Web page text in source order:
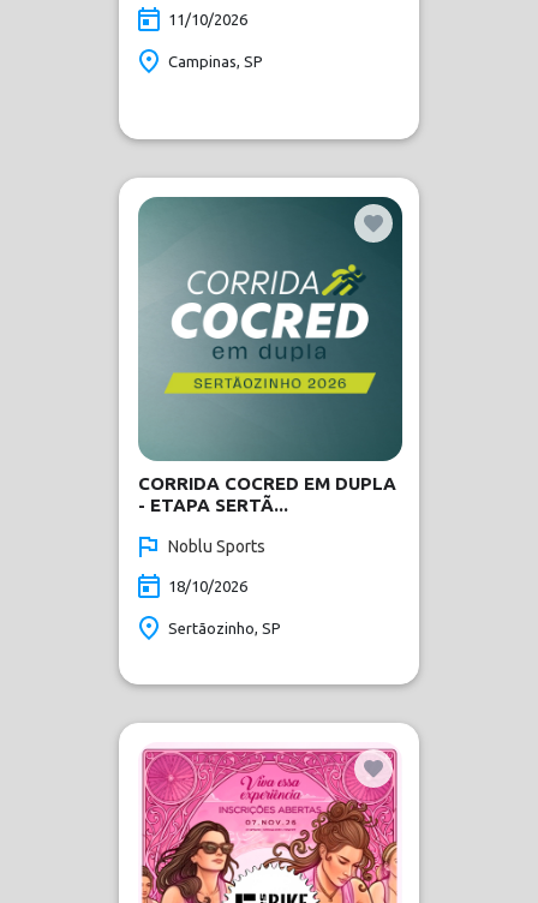
11/10/2026
Campinas, SP
CORRIDA COCRED EM DUPLA
- ETAPA SERTÃ...
Noblu Sports
18/10/2026
Sertãozinho, SP